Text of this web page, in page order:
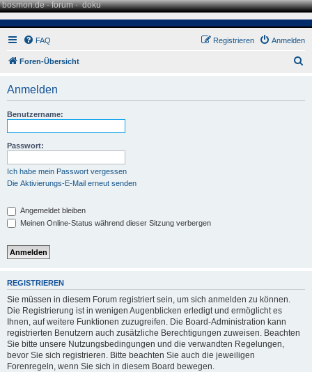
bosmon.de·forum·doku
FAQ Anmelden
Registrieren
Foren-Übersicht
Anmelden
Benutzername:
Passwort:
Ich habe mein Passwort vergessen
Die Aktivierungs-E-Mail erneut senden
Angemeldet bleiben
Meinen Online-Status während dieser Sitzung verbergen
REGISTRIEREN
Sie müssen in diesem Forum registriert sein, um sich anmelden zu können.
Die Registrierung ist in wenigen Augenblicken erledigt und ermöglicht es
Ihnen, auf weitere Funktionen zuzugreifen. Die Board-Administration kann
registrierten Benutzern auch zusätzliche Berechtigungen zuweisen. Beachten
Sie bitte unsere Nutzungsbedingungen und die verwandten Regelungen,
bevor Sie sich registrieren. Bitte beachten Sie auch die jeweiligen
Forenregeln, wenn Sie sich in diesem Board bewegen.